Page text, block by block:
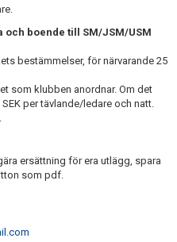
boende till SM/JSM/USM
bestämmelser, för närvarande 25
som klubben anordnar. Om det
per tävlande/ledare och natt.
ersättning för era utlägg, spara
som pdf.